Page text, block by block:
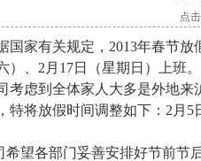
点
家有关规定，2013年春节放
）、2月17日（星期日）上班。
虑到全体家人大多是外地来
特将放假时间调整如下：2月5
望各部门妥善安排好节前节